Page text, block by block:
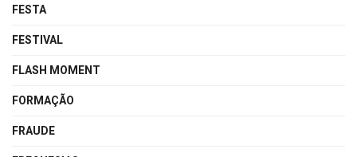
FESTA
FESTIVAL
FLASH MOMENT
FORMAÇÃO
FRAUDE